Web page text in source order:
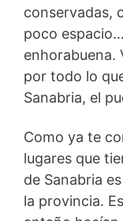
conservadas,
poco
enhorabuena.
por todo lo
Sanabria, el
Como ya te
lugares que
de Sanabria
la provincia.